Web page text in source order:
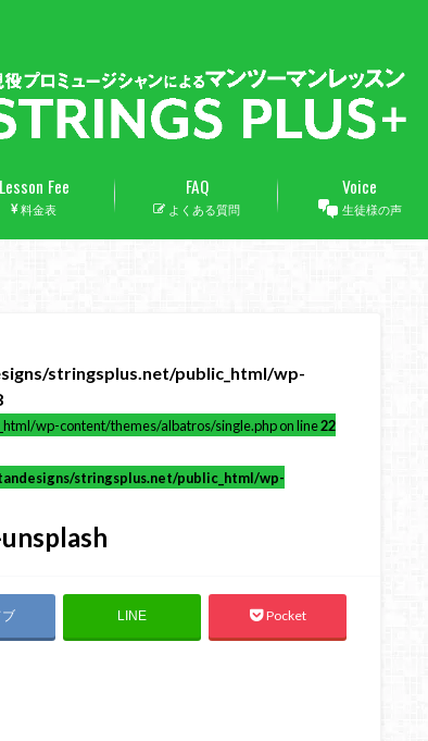
Lesson Fee
料金表
FAQ
よくある質問
Voice
生徒様の声
stringsplus.net/public_html/wp-
wp-content/themes/albatros/single.php on line22
stringsplus.net/public_html/wp-
ブ LINE Pocket